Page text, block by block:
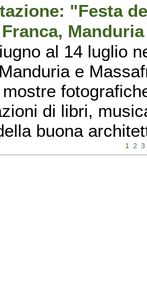
"Festa
al 14 luglio
e
di libri,
buona
1 2 3